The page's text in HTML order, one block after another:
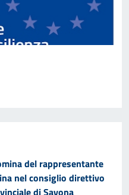
del rappresentante
nel consiglio direttivo
di Savona